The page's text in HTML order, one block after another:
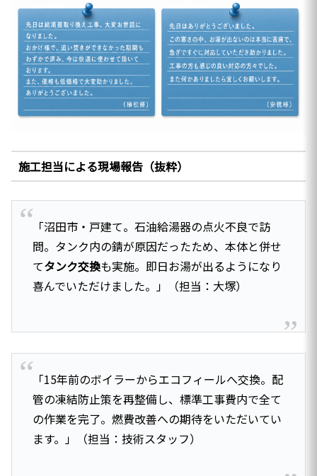
施工担当による現場報告（抜粋）
「沼田市・戸建て。石油給湯器の点火不良で訪
問。タンク内の錆が原因だったため、本体と併せ
てタンク交換も実施。即日お湯が出るようになり
喜んでいただけました。」（担当：大塚）
「15年前のボイラーからエコフィールへ交換。配
管の凍結防止策を再整備し、標準工事費内で全て
の作業を完了。燃費改善への期待をいただいてい
ます。」（担当：技術スタッフ）